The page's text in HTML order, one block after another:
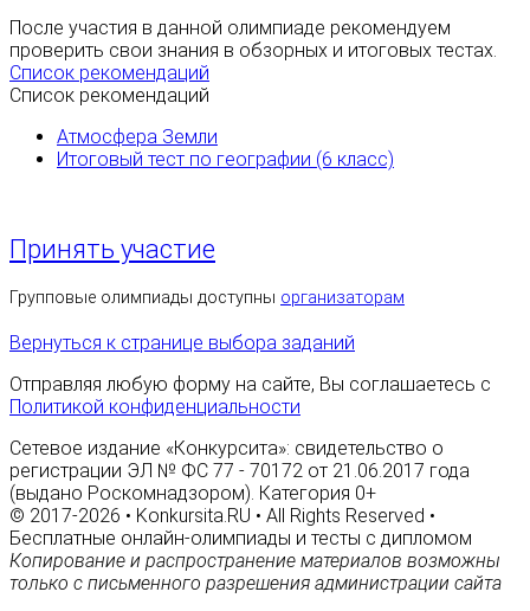
После участия в данной олимпиаде рекомендуем
проверить свои знания в обзорных и итоговых тестах.
Список рекомендаций
Список рекомендаций
Атмосфера Земли
Итоговый тест по географии (6 класс)
Принять участие
Групповые олимпиады доступны организаторам
Вернуться к странице выбора заданий
Отправляя любую форму на сайте, Вы соглашаетесь с
Политикой конфиденциальности
Сетевое издание «Конкурсита»: свидетельство о
регистрации ЭЛ № ФС 77 - 70172 от 21.06.2017 года
(выдано Роскомнадзором). Категория 0+
© 2017-2026 • Konkursita.RU • All Rights Reserved •
Бесплатные онлайн-олимпиады и тесты с дипломом
Копирование и распространение материалов возможны
только с письменного разрешения администрации сайта